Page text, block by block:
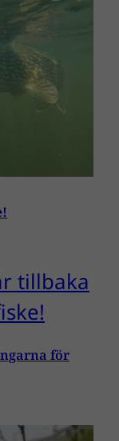
för